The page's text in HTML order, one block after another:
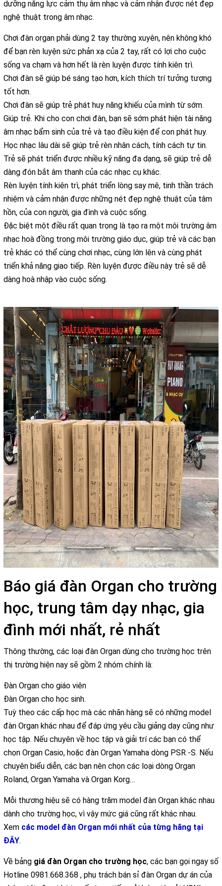
dưỡng năng lực cảm thụ âm nhạc và cảm nhận được nét đẹp
nghệ thuật trong âm nhạc.
Chơi đàn organ phải dùng 2 tay thường xuyên, nên không khó
để bạn rèn luyện sức phản xạ của 2 tay, rất có lợi cho cuộc
sống va chạm và hơn hết là rèn luyện được tính kiên trì.
Chơi đàn sẽ giúp bé sáng tạo hơn, kích thích trí tưởng tượng
tốt hơn.
Chơi đàn sẽ giúp trẻ phát huy năng khiếu của mình từ sớm.
Giúp trẻ. Khi cho con chơi đàn, bạn sẽ sớm phát hiện tài năng
âm nhạc bẩm sinh của trẻ và tạo điều kiện để con phát huy.
Học nhạc lâu dài sẽ giúp trẻ rèn nhân cách, tính cách tự tin.
Trẻ sẽ phát triển được nhiều kỹ năng đa dạng, sẽ giúp trẻ dễ
dàng đón bắt âm thanh của các nhạc cụ khác.
Rèn luyện tính kiên trì, phát triển lòng say mê, tinh thần trách
nhiệm và cảm nhận được những nét đẹp nghệ thuật của tâm
hồn, của con người, gia đình và cuộc sống.
Đặc biệt một điều rất quan trọng là tạo ra một môi trường âm
nhạc hoà đồng trong môi trường giáo dục, giúp trẻ và các bạn
trẻ khác có thể cùng chơi nhạc, cùng lớn lên và cùng phát
triển khả năng giao tiếp. Rèn luyện được điều này trẻ sẽ dễ
dàng hoà nhập vào cuộc sống.
Báo giá đàn Organ cho trường
học, trung tâm dạy nhạc, gia
đình mới nhất, rẻ nhất
Thông thường, các loại đàn Organ dùng cho trường học trên
thị trường hiện nay sẽ gồm 2 nhóm chính là:
Đàn Organ cho giáo viên
Đàn Organ cho học sinh.
Tuỳ theo các cấp học mà các nhãn hàng sẽ có những model
đàn Organ khác nhau để đáp ứng yêu cầu giảng dạy cũng như
học tập. Nếu chuyên về học tập và giải trí các bạn có thể
chọn Organ Casio, hoặc đàn Organ Yamaha dòng PSR -S. Nếu
chuyên biểu diễn, các bạn nên chọn các loại dòng Organ
Roland, Organ Yamaha và Organ Korg…
Mỗi thương hiệu sẽ có hàng trăm model đàn Organ khác nhau
dành cho trường học, vì vậy mức giá cũng rất khác nhau.
Xem các model đàn Organ mới nhất của từng hãng tại
ĐÂY.
Về bảng giá đàn Organ cho trường học, các bạn gọi ngay số
Hotline 0981.668.368 , phụ trách bán sỉ đàn Organ dự án của